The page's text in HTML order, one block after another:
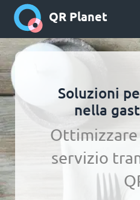
QR Planet
Soluzioni
nella
servizio